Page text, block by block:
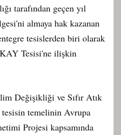
tarafından geçen yıl
almaya hak kazanan
tesislerden biri olarak
Tesisi'ne ilişkin
Değişikliği ve Sıfır Atık
temelinin Avrupa
Projesi kapsamında